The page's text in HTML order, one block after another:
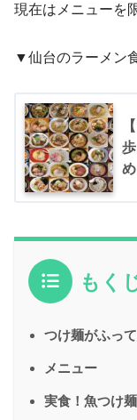
現在はメニューを
▼仙台のラーメン
め
もく
つけ麺がふっ
メニュー
実食！魚つけ